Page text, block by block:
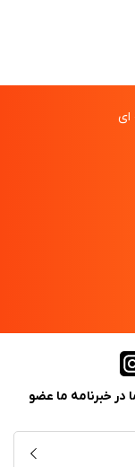
ای
در خبرنامه ما عضو